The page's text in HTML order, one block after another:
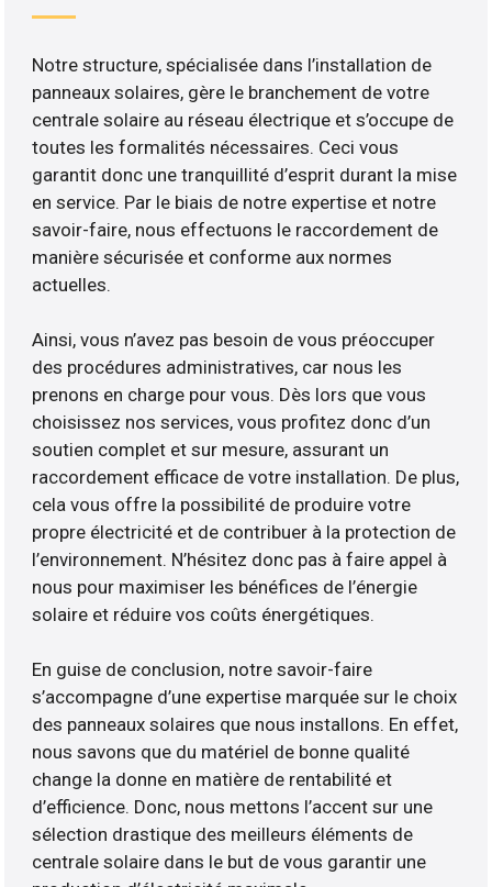
Notre structure, spécialisée dans l’installation de
panneaux solaires, gère le branchement de votre
centrale solaire au réseau électrique et s’occupe de
toutes les formalités nécessaires. Ceci vous
garantit donc une tranquillité d’esprit durant la mise
en service. Par le biais de notre expertise et notre
savoir-faire, nous effectuons le raccordement de
manière sécurisée et conforme aux normes
actuelles.
Ainsi, vous n’avez pas besoin de vous préoccuper
des procédures administratives, car nous les
prenons en charge pour vous. Dès lors que vous
choisissez nos services, vous profitez donc d’un
soutien complet et sur mesure, assurant un
raccordement efficace de votre installation. De plus,
cela vous offre la possibilité de produire votre
propre électricité et de contribuer à la protection de
l’environnement. N’hésitez donc pas à faire appel à
nous pour maximiser les bénéfices de l’énergie
solaire et réduire vos coûts énergétiques.
En guise de conclusion, notre savoir-faire
s’accompagne d’une expertise marquée sur le choix
des panneaux solaires que nous installons. En effet,
nous savons que du matériel de bonne qualité
change la donne en matière de rentabilité et
d’efficience. Donc, nous mettons l’accent sur une
sélection drastique des meilleurs éléments de
centrale solaire dans le but de vous garantir une